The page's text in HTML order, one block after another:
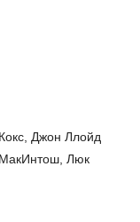
, Джон Ллойд
, Люк